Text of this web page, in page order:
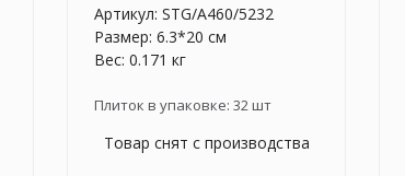
Артикул: STG/A460/5232
Размер: 6.3*20 см
Вес: 0.171 кг
Плиток в упаковке: 32шт
Товар снят с производства